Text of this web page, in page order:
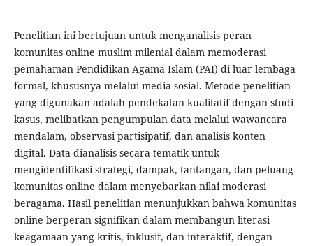
Penelitian ini bertujuan untuk menganalisis peran
komunitas online muslim milenial dalam memoderasi
pemahaman Pendidikan Agama Islam (PAI) di luar lembaga
formal, khususnya melalui media sosial. Metode penelitian
yang digunakan adalah pendekatan kualitatif dengan studi
kasus, melibatkan pengumpulan data melalui wawancara
mendalam, observasi partisipatif, dan analisis konten
digital. Data dianalisis secara tematik untuk
mengidentifikasi strategi, dampak, tantangan, dan peluang
komunitas online dalam menyebarkan nilai moderasi
beragama. Hasil penelitian menunjukkan bahwa komunitas
online berperan signifikan dalam membangun literasi
keagamaan yang kritis, inklusif, dan interaktif, dengan